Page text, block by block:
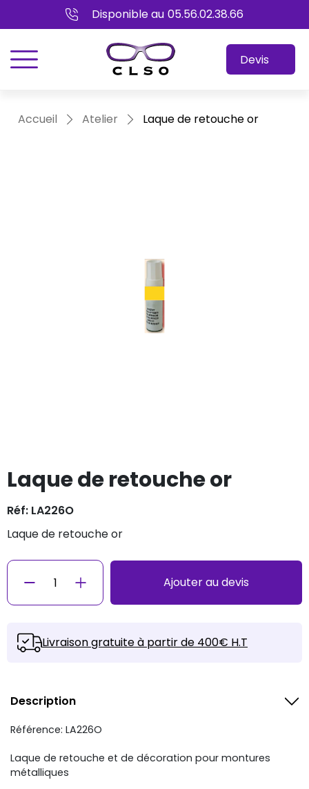
Disponible au 05.56.02.38.66
menu Devis
Accueil Atelier Laque de retouche or
Laque de retouche or
Réf: LA226O
laque de retouche or
+ Ajouter au devis
Livraison gratuite à partir de 400€ H.T
Description
Référence: LA226O
Laque de retouche et de décoration pour montures
métalliques